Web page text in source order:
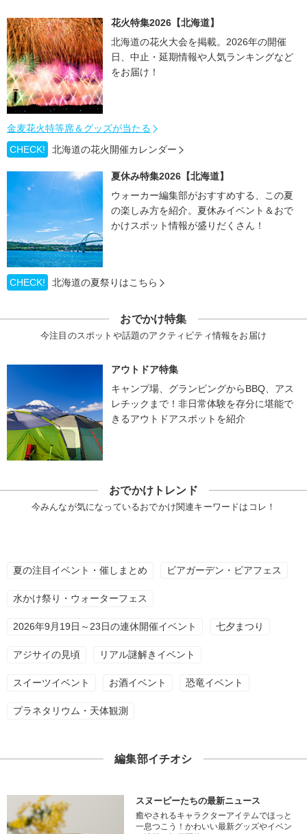
花火特集2026【北海道】
北海道の花火大会を掲載。2026年の開催
日、中止・延期情報や人気ランキングなど
をお届け！
金麦花火特等席＆グッズが当たる
CHECK!
北海道の花火開催カレンダー
夏休み特集2026【北海道】
ウォーカー編集部がおすすめする、この夏
の楽しみ方を紹介。夏休みイベント＆おで
かけスポット情報が盛りだくさん！
CHECK! 北海道の夏祭りはこちら
おでかけ特集
今注目のスポットや話題のアクティビティ情報をお届け
アウトドア特集
キャンプ場、グランピングからBBQ、アス
レチックまで！非日常体験を存分に堪能で
きるアウトドアスポットを紹介
おでかけトレンド
今みんなが気になっているおでかけ関連キーワードはコレ！
夏の注目イベント・催しまとめ ビアガーデン・ビアフェス
水かけ祭り・ウォーターフェス
2026年9月19日～23日の連休開催イベント 七夕まつり
アジサイの見頃 リアル謎解きイベント
スイーツイベント お酒イベント 恐竜イベント
プラネタリウム・天体観測
編集部イチオシ
スヌーピーたちの最新ニュース
癒やされるキャラクターアイテムでほっと
一息つこう！かわいい最新グッズやイベン